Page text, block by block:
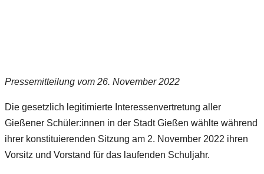
Pressemitteilung vom 26. November 2022
Die gesetzlich legitimierte Interessenvertretung aller
Gießener Schüler:innen in der Stadt Gießen wählte während
ihrer konstituierenden Sitzung am 2. November 2022 ihren
Vorsitz und Vorstand für das laufenden Schuljahr.